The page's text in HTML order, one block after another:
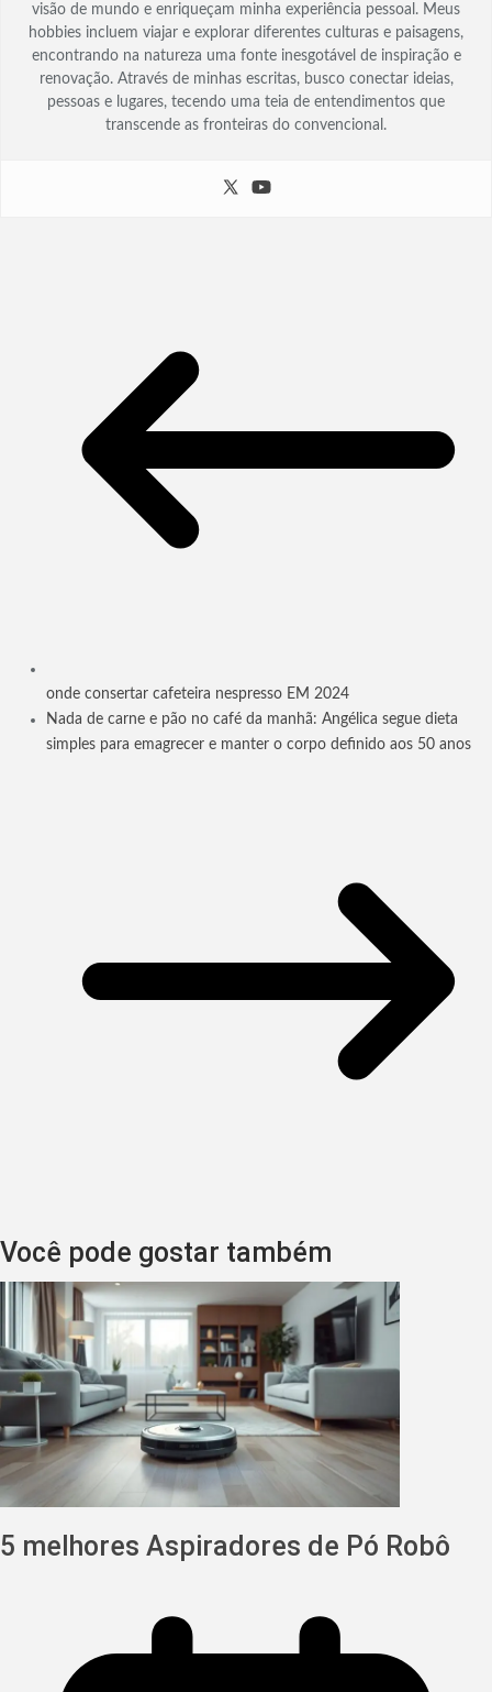
visão de mundo e enriqueçam minha experiência pessoal. Meus
hobbies incluem viajar e explorar diferentes culturas e paisagens,
encontrando na natureza uma fonte inesgotável de inspiração e
renovação. Através de minhas escritas, busco conectar ideias,
pessoas e lugares, tecendo uma teia de entendimentos que
transcende as fronteiras do convencional.
onde consertar cafeteira nespresso EM 2024
Nada de carne e pão no café da manhã: Angélica segue dieta
simples para emagrecer e manter o corpo definido aos 50 anos
Você pode gostar também
5 melhores Aspiradores de Pó Robô